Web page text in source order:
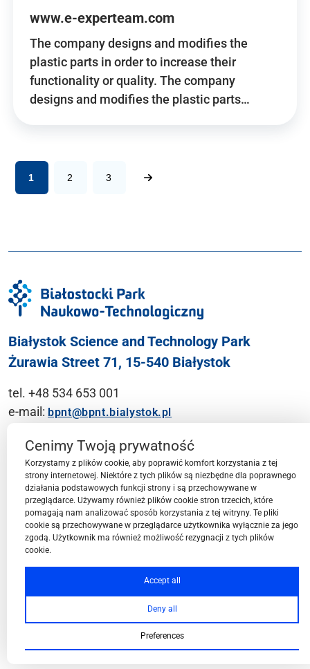
www.e-experteam.com
The company designs and modifies the
plastic parts in order to increase their
functionality or quality. The company
designs and modifies the plastic parts…
1 2 3
Białystok Science and Technology Park
Żurawia Street 71, 15-540 Białystok
tel. +48 534 653 001
e-mail: bpnt@bpnt.bialystok.pl
Contact
BPN-T Area
BPN-T Offer
Cenimy Twoją prywatność
Korzystamy z plików cookie, aby poprawić komfort korzystania z tej
strony internetowej. Niektóre z tych plików są niezbędne dla poprawnego
działania podstawowych funkcji strony i są przechowywane w
przeglądarce. Używamy również plików cookie stron trzecich, które
pomagają nam analizować sposób korzystania z tej witryny. Te pliki
cookie są przechowywane w przeglądarce użytkownika wyłącznie za jego
zgodą. Użytkownik ma również możliwość rezygnacji z tych plików
cookie.
Accept all
Deny all
Preferences